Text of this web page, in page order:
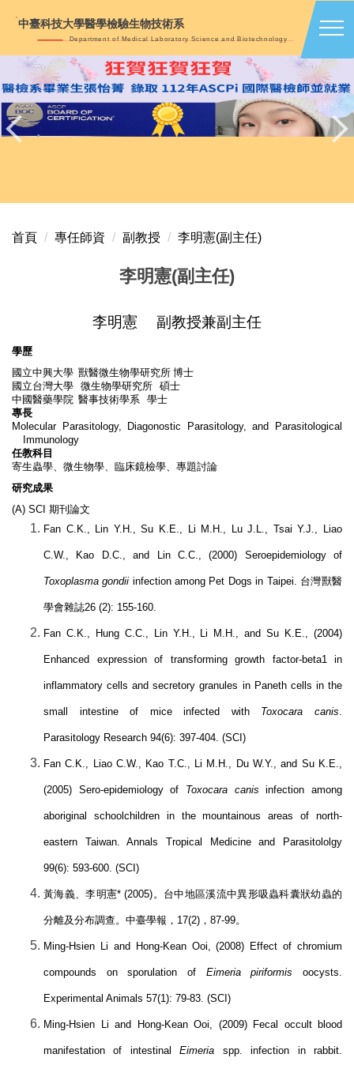
內
容
區
中臺科技大學醫學檢驗生物技術系
Department of Medical Laboratory Science and Biotechnology
首頁 專任師資 副教授 李明憲(副主任)
李明憲(副主任)
李明憲 副教授兼副主任
學歷
國立中興大學 獸醫微生物學研究所 博士
國立台灣大學 微生物學研究所 碩士
中國醫藥學院 醫事技術學系
學士
專長
Molecular Parasitology, Diagonostic Parasitology, and Parasitological
Immunology
任教科目
寄生蟲學、微生物學、臨床鏡檢學、專題討論
研究成果
(A) SCI 期刊論文
Fan C.K., Lin Y.H., Su K.E., Li M.H., Lu J.L., Tsai Y.J., Liao
C.W., Kao D.C., and Lin C.C., (2000) Seroepidemiology of
Toxoplasma gondii infection among Pet Dogs in Taipei. 台灣獸醫
學會雜誌26 (2): 155-160.
Fan C.K., Hung C.C., Lin Y.H., Li M.H., and Su K.E., (2004)
Enhanced expression of transforming growth factor-beta1 in
inflammatory cells and secretory granules in Paneth cells in the
small intestine of mice infected with Toxocara canis
Parasitology Research 94(6): 397-404. (SCI)
Fan C.K., Liao C.W., Kao T.C., Li M.H., Du W.Y., and Su K.E.,
(2005) Sero-epidemiology of Toxocara canis infection among
aboriginal schoolchildren in the mountainous areas of north-
eastern Taiwan. Annals Tropical Medicine and Parasitololgy
99(6): 593-600. (SCI)
黃海義、李明憲* (2005) 。台中地區溪流中異形吸蟲科囊狀幼蟲的
分離及分布調查。中臺學報， 17(2) ， 87-99。
Ming-Hsien Li and Hong-Kean Ooi, (2008) Effect of chromium
compounds on sporulation of Eimeria piriformis oocysts.
Experimental Animals 57(1): 79-83. (SCI)
Ming-Hsien Li and Hong-Kean Ooi, (2009) Fecal occult blood
manifestation of intestinalEimeria spp. infection in rabbit.